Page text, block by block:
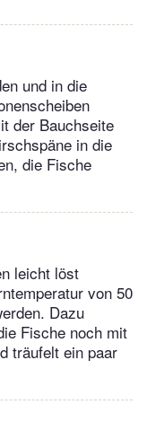
und in die
der Bauchseite
in die
die Fische
leicht löst
von 50
Dazu
Fische noch mit
träufelt ein paar